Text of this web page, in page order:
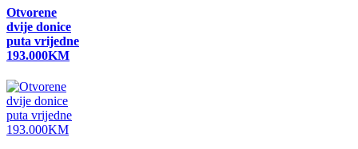
Otvorene
dvije donice
puta vrijedne
193.000KM